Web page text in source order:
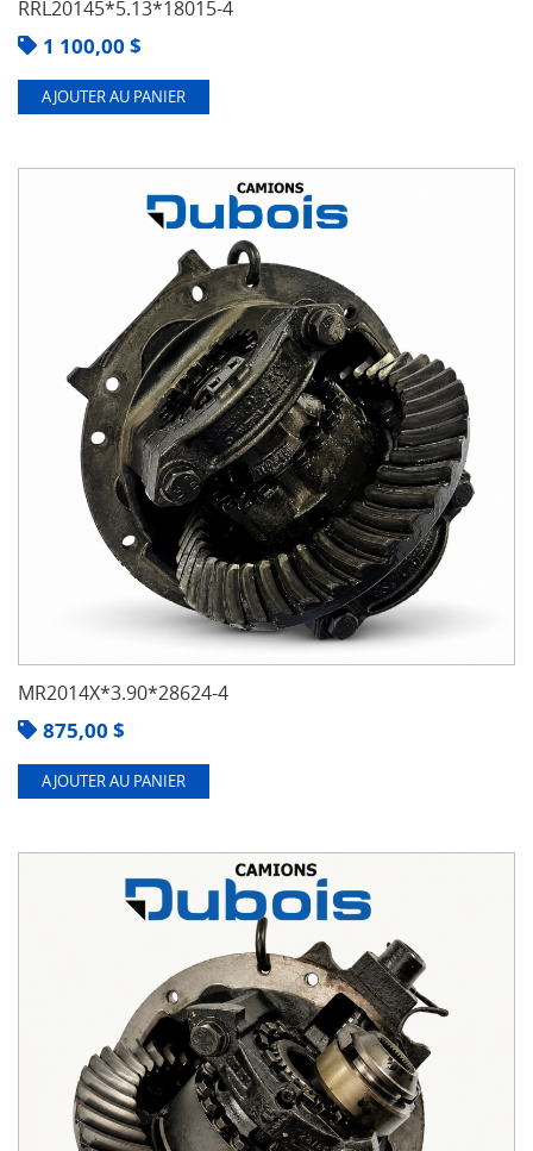
RRL20145*5.13*18015-4
1 100,00 $
AJOUTER AU PANIER
MR2014X*3.90*28624-4
875,00 $
AJOUTER AU PANIER